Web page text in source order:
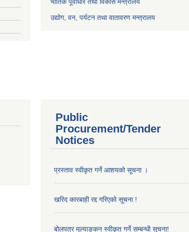
उद्योग, वन, पर्यटन तथा वातावरण मन्त्रालय
Public
Procurement/Tender
Notices
प्रस्ताव स्वीकृत गर्ने आशयको सूचना ।
खरिद कारबाही रद्द गरिएको सूचना !
बोलपत्र मुल्याङ्कन स्वीकृत गर्ने सम्बन्धी सूचना!